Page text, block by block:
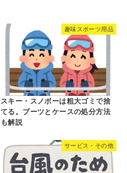
趣味スポーツ用品
スキー・スノボーは粗大ゴミで捨
てる。ブーツとケースの処分方法
も解説
サービス・その他